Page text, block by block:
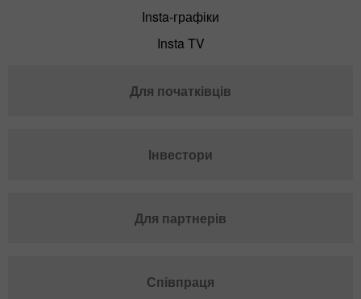
Insta-графіки
Insta TV
Для початківців
Інвестори
Для партнерів
Співпраця